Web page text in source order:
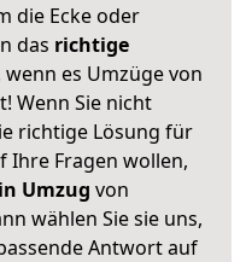
die Ecke oder
das richtige
es Umzüge von
Wenn Sie nicht
richtige Lösung für
Ihre Fragen wollen,
Umzug von
wählen Sie sie uns,
Antwort auf